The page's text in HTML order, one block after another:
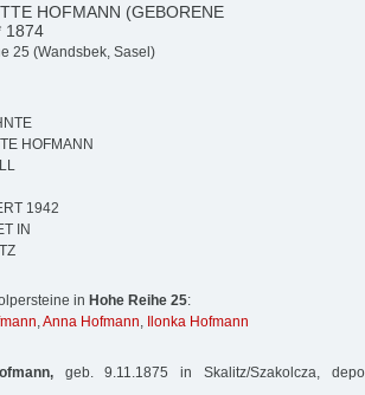
HOFMANN (GEBORENE
1874
25 (Wandsbek, Sasel)
HOFMANN
1942
IN
in Hohe Reihe 25:
,Anna Hofmann, Ilonka Hofmann
geb. 9.11.1875 in Skalitz/Szakolcza,